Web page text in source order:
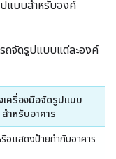
แบบสำหรับองค์
ถจัดรูปแบบแต่ละองค์
เครื่องมือจัดรูปแบบ
สำหรับอาคาร
อแสดงป้ายกำกับอาคาร